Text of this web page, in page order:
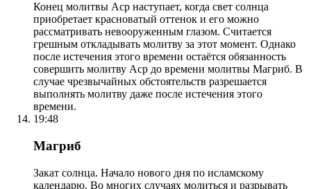
Конец молитвы Аср наступает, когда свет солнца
приобретает красноватый оттенок и его можно
рассматривать невооруженным глазом. Считается
грешным откладывать молитву за этот момент. Однако
после истечения этого времени остаётся обязанность
совершить молитву Аср до времени молитвы Магриб. В
случае чрезвычайных обстоятельств разрешается
выполнять молитву даже после истечения этого
времени.
19:48
Магриб
Закат солнца. Начало нового дня по исламскому
календарю. Во многих случаях молиться и разрывать